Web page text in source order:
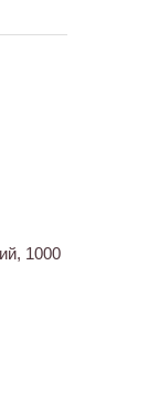
1000